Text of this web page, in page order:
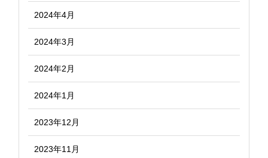
2024年4月
2024年3月
2024年2月
2024年1月
2023年12月
2023年11月